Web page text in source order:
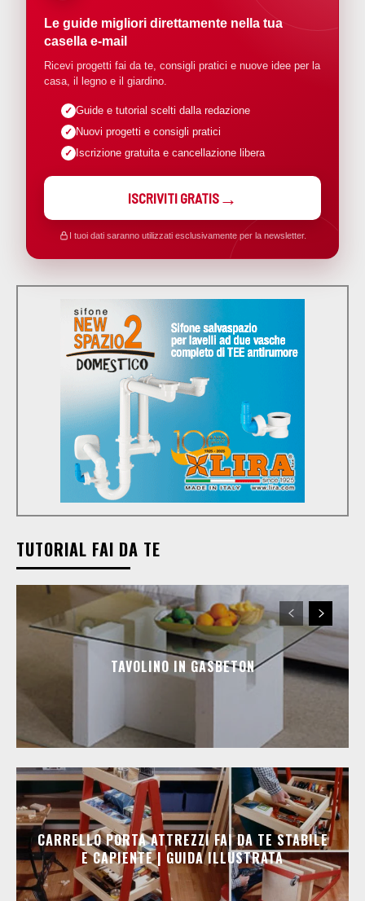
Le guide migliori direttamente nella tua
casella e-mail
Ricevi progetti fai da te, consigli pratici e nuove idee per la
casa, il legno e il giardino.
Guide e tutorial scelti dalla redazione
Nuovi progetti e consigli pratici
Iscrizione gratuita e cancellazione libera
ISCRIVITI GRATIS
I tuoi dati saranno utilizzati esclusivamente per la newsletter.
TUTORIAL FAI DA TE
TAVOLINO IN GASBETON
CARRELLO PORTA ATTREZZI FAI DA TE STABILE
E CAPIENTE | GUIDA ILLUSTRATA